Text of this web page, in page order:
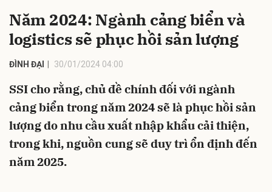
Năm 2024: Ngành cảng biển và
logistics sẽ phục hồi sản lượng
ĐÌNH ĐẠI 30/01/2024 04:00
SSI cho rằng, chủ đề chính đối với ngành
cảng biển trong năm 2024 sẽ là phục hồi sản
lượng do nhu cầu xuất nhập khẩu cải thiện,
trong khi, nguồn cung sẽ duy trì ổn định đến
năm 2025.
Hủy